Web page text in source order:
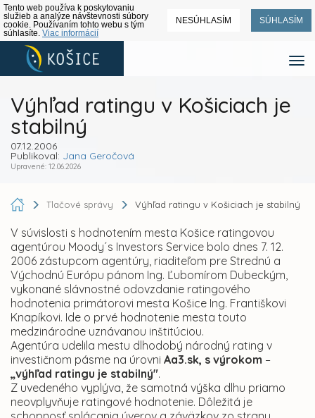
Tento web používa k poskytovaniu
služieb a analýze návštevnosti súbory
cookie. Používaním tohto webu s tým
súhlasíte. Viac informácií
NESÚHLASÍM SÚHLASÍM
Výhľad ratingu v Košiciach je
stabilný
07.12.2006
Publikoval: Jana Geročová
Upravené: 12.06.2026
Tlačové správy Výhľad ratingu v Košiciach je stabilný
V súvislosti s hodnotením mesta Košice ratingovou
agentúrou Moody´s Investors Service bolo dnes 7. 12.
2006 zástupcom agentúry, riaditeľom pre Strednú a
Východnú Európu pánom Ing. Ľubomírom Dubeckým,
vykonané slávnostné odovzdanie ratingového
hodnotenia primátorovi mesta Košice Ing. Františkovi
Knapíkovi. Ide o prvé hodnotenie mesta touto
medzinárodne uznávanou inštitúciou.
Agentúra udelila mestu dlhodobý národný rating v
investičnom pásme na úrovni Aa3.sk, s výrokom –
„výhľad ratingu je stabilný".
Z uvedeného vyplýva, že samotná výška dlhu priamo
neovplyvňuje ratingové hodnotenie. Dôležitá je